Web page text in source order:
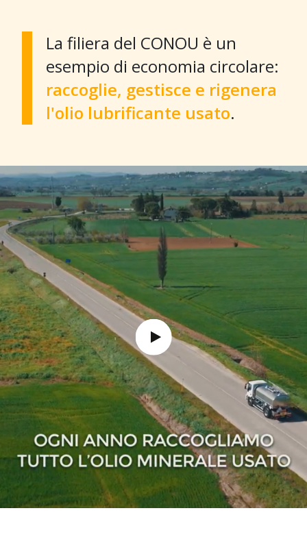
La filiera del CONOU è un
esempio di economia circolare:
raccoglie, gestisce e rigenera
l'olio lubrificante usato.